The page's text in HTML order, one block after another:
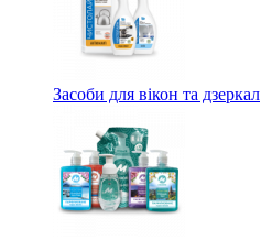
Засоби для вікон та дзеркал